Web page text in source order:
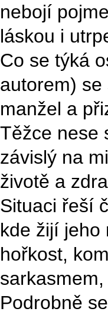
nebojí
láskou i
Co se týká
autorem)
manžel a
Těžce nese
závislý na
životě a
Situaci řeší
kde žijí jeho
hořkost,
Podrobně